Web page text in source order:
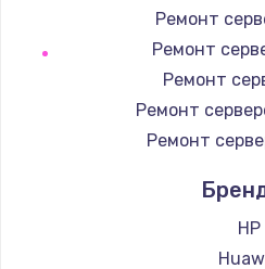
Замена
900
Замена регулятора
900 руб.
Ремонт
Ремонт
Ремонт
Ремонт
Ремонт
HP